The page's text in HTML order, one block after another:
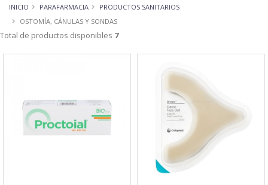
INICIO PARAFARMACIA
PRODUCTOS SANITARIOS
OSTOMÍA, CÁNULAS Y SONDAS
Total de productos disponibles 7